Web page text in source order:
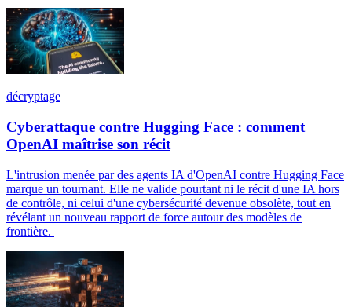
décryptage
Cyberattaque contre Hugging Face : comment
OpenAI maîtrise son récit
L'intrusion menée par des agents IA d'OpenAI contre Hugging Face
marque un tournant. Elle ne valide pourtant ni le récit d'une IA hors
de contrôle, ni celui d'une cybersécurité devenue obsolète, tout en
révélant un nouveau rapport de force autour des modèles de
frontière.